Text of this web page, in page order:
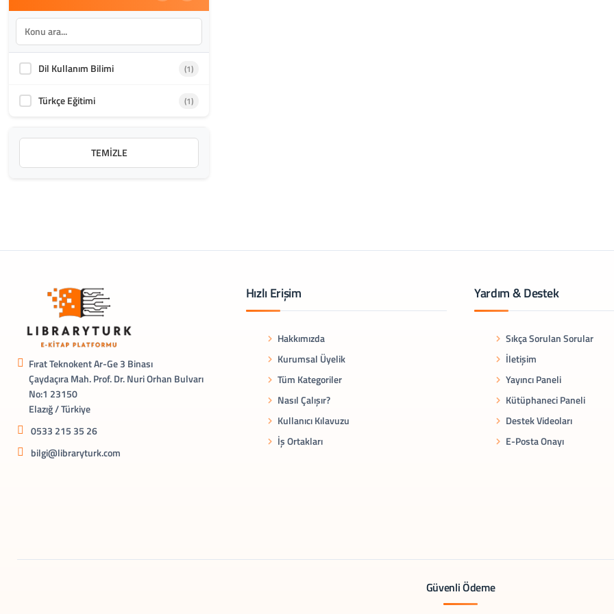
Dil Kullanım Bilimi (1)
Türkçe Eğitimi (1)
TEMIZLE
Fırat Teknokent Ar-Ge 3 Binası
Çaydaçıra Mah. Prof. Dr. Nuri Orhan Bulvarı
No:1 23150
Elazığ / Türkiye
0533 215 35 26
bilgi@libraryturk.com
Hızlı Erişim
Hakkımızda
Kurumsal Üyelik
Tüm Kategoriler
Nasıl Çalışır?
Kullanıcı Kılavuzu
İş Ortakları
Yardım & Destek
Sıkça Sorulan Sorular
İletişim
Yayıncı Paneli
Kütüphaneci Paneli
Destek Videoları
E-Posta Onayı
Güvenli Ödeme